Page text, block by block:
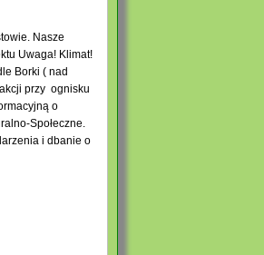
Nasze
Uwaga! Klimat!
Borki ( nad
przy ognisku
o
Społeczne.
i dbanie o